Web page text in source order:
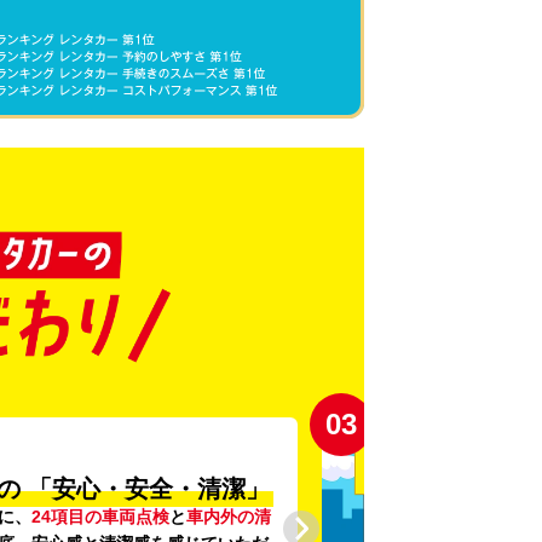
「安心・安全・清潔」
、 24項目の車両点検と車内外の清
03